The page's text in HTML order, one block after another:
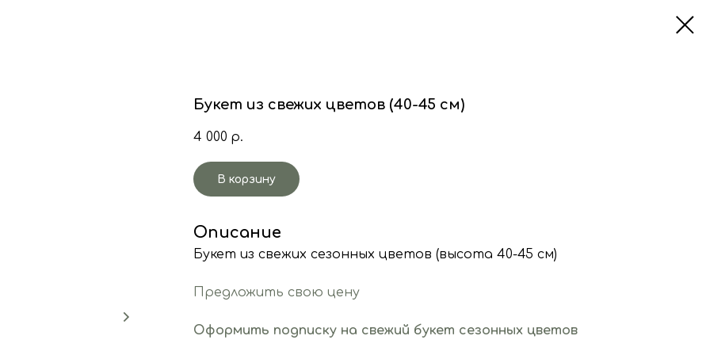
Букет из свежих цветов (40-45 см)
4 000 р.
В корзину
Описание
Букет из свежих сезонных цветов (высота 40-45 см)
Предложить свою цену
Оформить подписку на свежий букет сезонных цветов